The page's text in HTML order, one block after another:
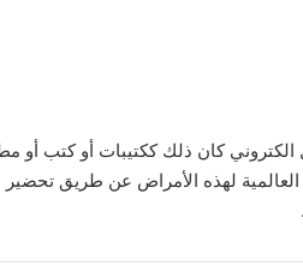
كان ذلك ككتيبات أو كتب أو
العالمية لهذه الأمراض عن طريق